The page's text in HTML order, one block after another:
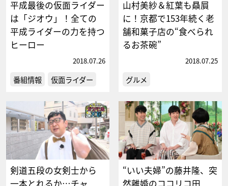
平成最後の仮面ライダー
は「ジオウ」！全ての
平成ライダーの力を持つ
ヒーロー
2018.07.26
番組情報 仮面ライダー
山村美紗＆紅葉も贔屓
に！京都で153年続く老
舗和菓子店の“食べられ
るお茶碗”
2018.07.25
グルメ
剣道五段の女剣士から
一本とれるか…チャ
“いい夫婦”の藤井隆、突
然離婚のココリコ田